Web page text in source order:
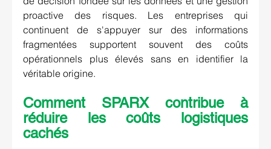
proactive des risques. Les entreprises qui
continuent de s'appuyer sur des informations
fragmentées supportent souvent des coûts
opérationnels plus élevés sans en identifier la
véritable origine.
Comment SPARX contribue à
réduire les coûts logistiques
cachés